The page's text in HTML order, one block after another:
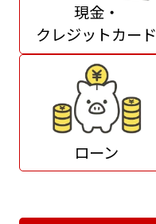
現金・
クレジットカード
ローン